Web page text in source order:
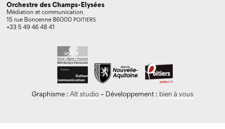
Orchestre des Champs-Elysées
Médiation et communication
15 rue Boncenne 86000 POITIERS
+33 5 49 46 48 41
Graphisme : Alt studio– Développement : bien à vous